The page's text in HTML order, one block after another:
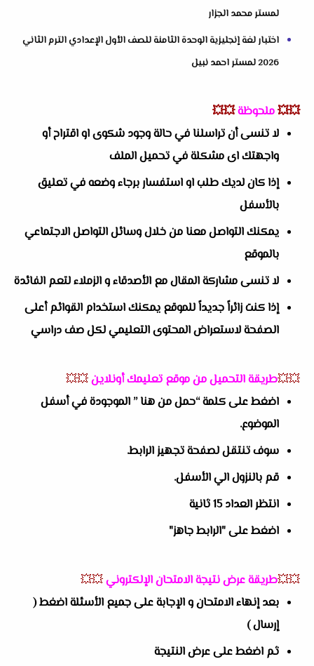
لمستر محمد الجزار
اختبار لغة إنجليزية الوحدة الثامنة للصف الأول الإعدادي الترم الثاني
2026 لمستر احمد نبيل
💥💥ملحوظة💥💥
لا تنسى أن تراسلنا في حالة وجود شكوى او اقتراح أو
واجهتك اى مشكلة في تحميل الملف
إذا كان لديك طلب او استفسار برجاء وضعه في تعليق
بالأسفل
يمكنك التواصل معنا من خلال وسائل التواصل الاجتماعي
بالموقع
لا تنسى مشاركة المقال مع الأصدقاء و الزملاء لتعم الفائدة
إذا كنت زائراً جديداً للموقع يمكنك استخدام القوائم أعلى
الصفحة لاستعراض المحتوى التعليمي لكل صف دراسي
💥💥طريقة التحميل من موقع تعليمك أونلاين💥💥
اضغط على كلمة “حمل من هنا ” الموجودة في أسفل
الموضوع.
سوف تنتقل لصفحة تجهيز الرابط.
قم بالنزول الي الأسفل.
انتظر العداد 15 ثانية
اضغط على "الرابط جاهز"
💥💥طريقة عرض نتيجة الامتحان الإلكتروني💥💥
بعد إنهاء الامتحان و الإجابة على جميع الأسئلة اضغط (
إرسال )
ثم اضغط على عرض النتيجة